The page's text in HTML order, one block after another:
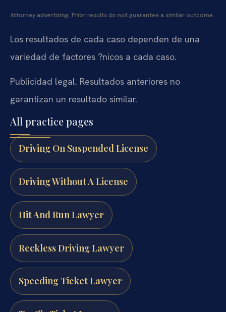
Attorney advertising. Prior results do not guarantee a similar outcome.
Los resultados de cada caso dependen de una
variedad de factores ?nicos a cada caso.
Publicidad legal. Resultados anteriores no
garantizan un resultado similar.
All practice pages
Driving On Suspended License
Driving Without A License
Hit And Run Lawyer
Reckless Driving Lawyer
Speeding Ticket Lawyer